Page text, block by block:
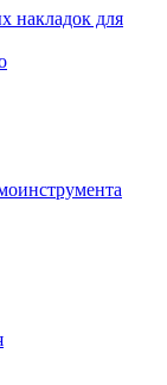
накладок для